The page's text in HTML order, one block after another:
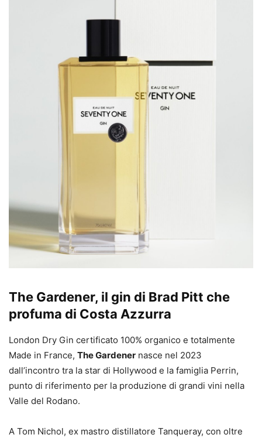
The Gardener, il gin di Brad Pitt che
profuma di Costa Azzurra
London Dry Gin certificato 100% organico e totalmente
Made in France, The Gardener nasce nel 2023
dall’incontro tra la star di Hollywood e la famiglia Perrin,
punto di riferimento per la produzione di grandi vini nella
Valle del Rodano.
A Tom Nichol, ex mastro distillatore Tanqueray, con oltre